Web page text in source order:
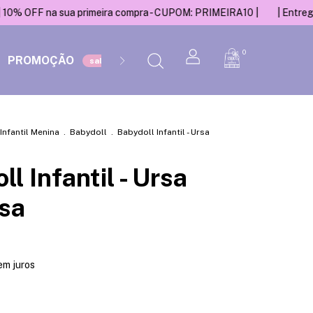
primeira compra - CUPOM: PRIMEIRA10 | | Entregamos para
PROMOÇÃO ACESSÓRIOS
0
Infantil Menina . Babydoll . Babydoll Infantil - Ursa
Infantil - Ursa
juros